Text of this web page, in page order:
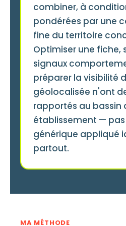
combiner, à
pondérées par une
fine du territoire
Optimiser une fiche,
signaux
préparer la visibilité
géolocalisée n'ont
rapportés au bassin
établissement —
générique appliqué
partout.
MA MÉTHODE